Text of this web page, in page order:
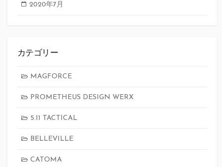
2020年7月
カテゴリー
MAGFORCE
PROMETHEUS DESIGN WERX
5.11 TACTICAL
BELLEVILLE
CATOMA